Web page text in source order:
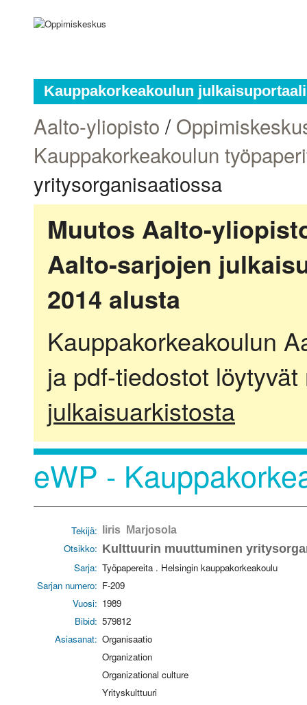
Kauppakorkeakoulun julkaisuportaali
Aalto-yliopisto /
Kauppakorkeakoulun
yritysorganisaatiossa
Muutos Aalto-
Aalto-sarjojen
2014 alusta
Kauppakorkeakoulun
ja pdf-tiedostot
julkaisuarkistosta
eWP -
Tekijä: Iiris Marjosola
Otsikko: Kulttuurin muuttuminen
Sarja: Työpapereita . Helsingin kauppakorkeakoulu
Sarjan numero: F-209
Vuosi: 1989
Bibid: 579812
Asiasanat: Organisaatio
Organization
Organizational culture
Yrityskulttuuri